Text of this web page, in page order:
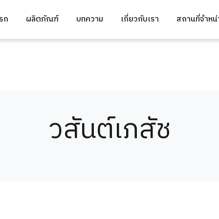
ก ผลิตภัณฑ์ บทความ เกี่ยวกับเรา สถานที่จำห
วสันต์เภสัช